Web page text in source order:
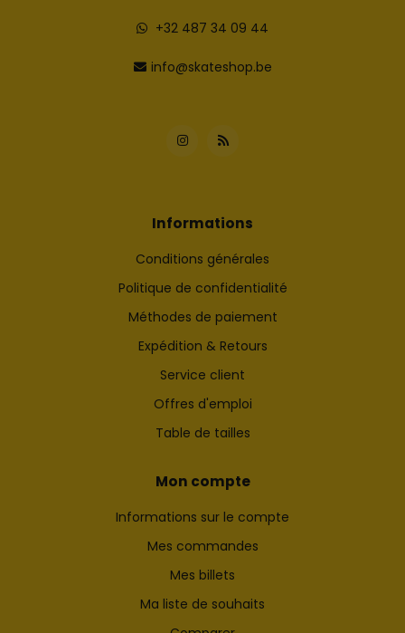
+32 487 34 09 44
info@skateshop.be
Informations
Conditions générales
Politique de confidentialité
Méthodes de paiement
Expédition & Retours
Service client
Offres d'emploi
Table de tailles
Mon compte
Informations sur le compte
Mes commandes
Mes billets
Ma liste de souhaits